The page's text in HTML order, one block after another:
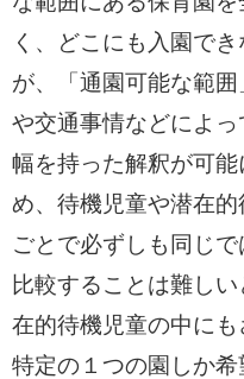
く、どこにも入園で
が、「通園可能な範
や交通事情などによ
幅を持った解釈が可
め、待機児童や潜在
ごとで必ずしも同じ
比較することは難し
在的待機児童の中にも
特定の１つの園しか